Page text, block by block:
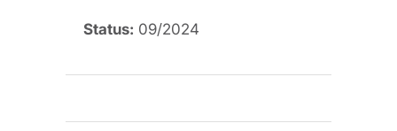
Status: 09/2024